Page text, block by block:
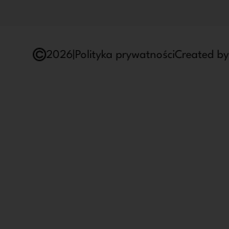
2026 Polityka prywatnościCreated by